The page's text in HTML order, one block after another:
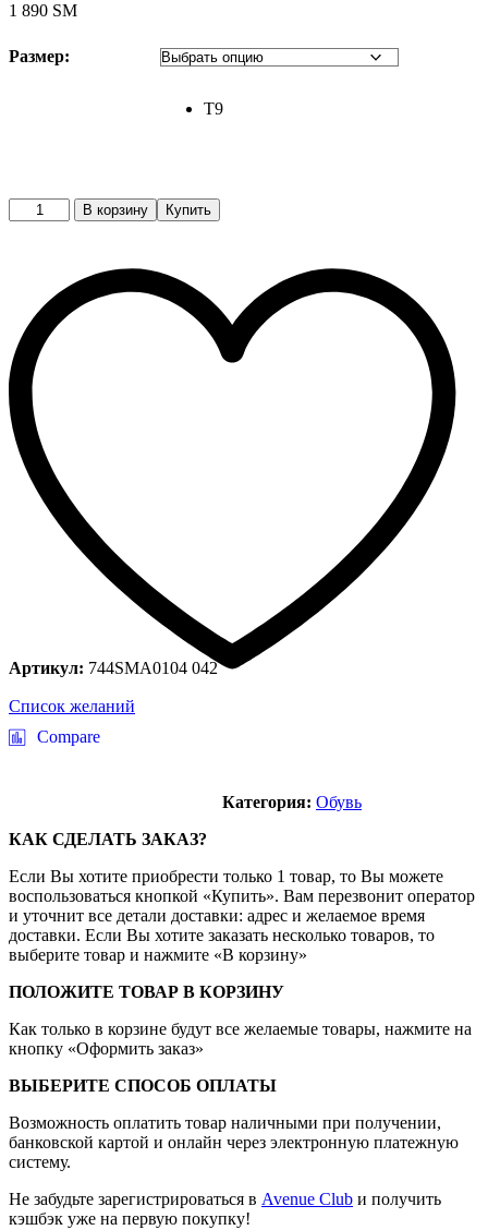
1 890 ЅМ
Размер:
T9
Обувь
quantity
В корзину Купить
Список желаний
Compare
Артикул: 744SMA0104 042
Категория: Обувь
КАК СДЕЛАТЬ ЗАКАЗ?
Если Вы хотите приобрести только 1 товар, то Вы можете
воспользоваться кнопкой «Купить». Вам перезвонит оператор
и уточнит все детали доставки: адрес и желаемое время
доставки. Если Вы хотите заказать несколько товаров, то
выберите товар и нажмите «В корзину»
ПОЛОЖИТЕ ТОВАР В КОРЗИНУ
Как только в корзине будут все желаемые товары, нажмите на
кнопку «Оформить заказ»
ВЫБЕРИТЕ СПОСОБ ОПЛАТЫ
Возможность оплатить товар наличными при получении,
банковской картой и онлайн через электронную платежную
систему.
Не забудьте зарегистрироваться в Avenue Club и получить
кэшбэк уже на первую покупку!